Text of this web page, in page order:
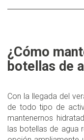
¿Cómo
botellas de
Con la llegada del
de todo tipo de
mantenernos
las botellas de agua